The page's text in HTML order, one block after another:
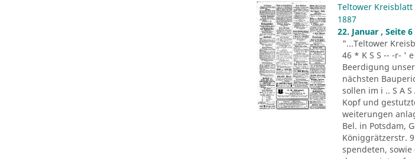
Teltower Kreisblatt
1887
22. Januar , Seite 6
"...Teltower
46 * K S S -- -r- '
Beerdigung
nächsten
sollen im i .. S A
Kopf und
weiterungen
Bel. in Potsdam,
Königgrätzerstr.
spendeten,